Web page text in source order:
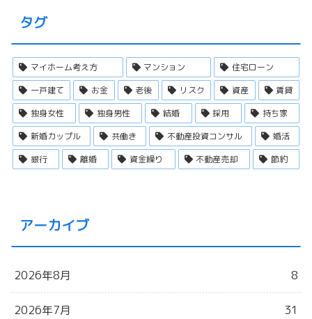
タグ
マイホーム考え方 マンション
住宅ローン
一戸建て
お金 老後 リスク 資産
賃貸
独身女性
独身男性 結婚 採用
持ち家
新婚カップル
共働き 不動産投資コンサル
婚活
銀行
離婚 資金繰り 不動産売却 節約
アーカイブ
2026年8月 8
2026年7月 31